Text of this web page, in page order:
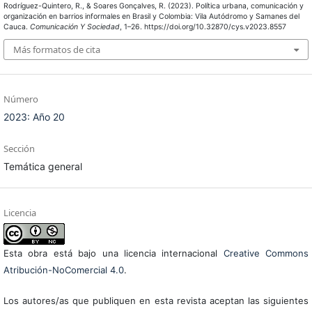
Rodríguez-Quintero, R., & Soares Gonçalves, R. (2023). Política urbana, comunicación y
organización en barrios informales en Brasil y Colombia: Vila Autódromo y Samanes del
Cauca. Comunicación Y Sociedad, 1–26. https://doi.org/10.32870/cys.v2023.8557
Más formatos de cita
Número
2023: Año 20
Sección
Temática general
Licencia
Esta obra está bajo una licencia internacional Creative Commons
Atribución-NoComercial 4.0.
Los autores/as que publiquen en esta revista aceptan las siguientes